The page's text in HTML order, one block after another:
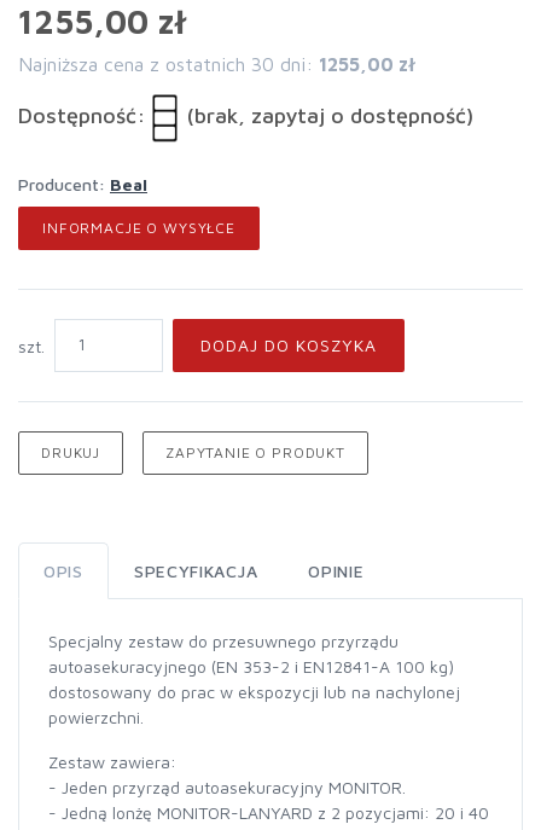
1255,00 zł
Najniższa cena z ostatnich 30 dni: 1255,00 zł
Dostępność: (brak, zapytaj o dostępność)
Producent: Beal
INFORMACJE O WYSYŁCE
szt. DODAJ DO KOSZYKA
DRUKUJ ZAPYTANIE O PRODUKT
OPIS SPECYFIKACJA OPINIE
Specjalny zestaw do przesuwnego przyrządu
autoasekuracyjnego (EN 353-2 i EN12841-A 100 kg)
dostosowany do prac w ekspozycji lub na nachylonej
powierzchni.
Zestaw zawiera:
- Jeden przyrząd autoasekuracyjny MONITOR.
- Jedną lonżę MONITOR-LANYARD z 2 pozycjami: 20 i 40